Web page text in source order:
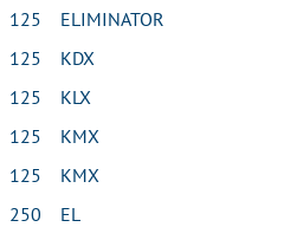
ELIMINATOR
125 KDX
125 KLX
125 KMX
125 KMX
250 EL